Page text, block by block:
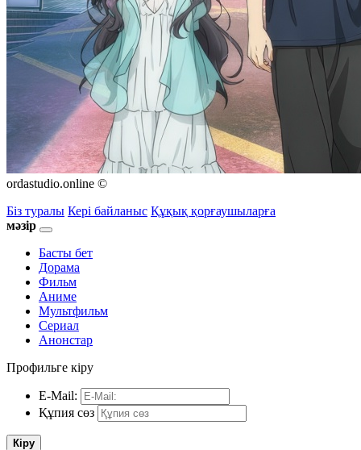
ordastudio.online ©
Біз туралы Кері байланыс Құқық қорғаушыларға
мәзір
Басты бет
Дорама
Фильм
Аниме
Мультфильм
Сериал
Анонстар
Профильге кіру
E-Mail:
Құпия сөз
Кіру